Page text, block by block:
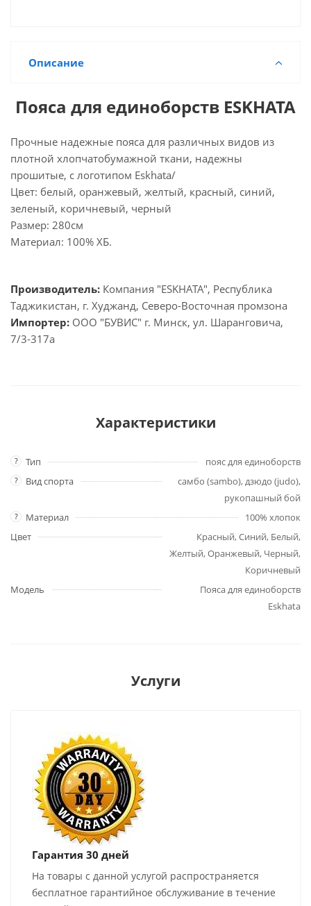
Описание
Пояса для единоборств ESKHATA
Прочные надежные пояса для различных видов из
плотной хлопчатобумажной ткани, надежны
прошитые, с логотипом Eskhata/
Цвет: белый, оранжевый, желтый, красный, синий,
зеленый, коричневый, черный
Размер: 280см
Материал: 100% ХБ.
Производитель: Компания "ESKHATA", Республика
Таджикистан, г. Худжанд, Северо-Восточная промзона
Импортер: ООО "БУВИС" г. Минск, ул. Шаранговича,
7/3-317а
Характеристики
? Тип пояс для единоборств
? Вид спорта
самбо (sambo), дзюдо (judo),
рукопашный бой
? Материал
100% хлопок
Цвет
Красный, Синий, Белый,
Желтый, Оранжевый, Черный,
Коричневый
Модель
Пояса для единоборств
Eskhata
Услуги
Гарантия 30 дней
На товары с данной услугой распространяется
бесплатное гарантийное обслуживание в течение